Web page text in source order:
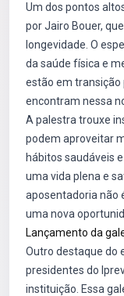
Um dos pontos
por Jairo Bouer,
longevidade. O
da saúde física e
estão em transição
encontram nessa
A palestra trouxe
podem aproveitar
hábitos saudáveis
uma vida plena e
aposentadoria não
uma nova
Lançamento da
Outro destaque do
presidentes do
instituição. Essa